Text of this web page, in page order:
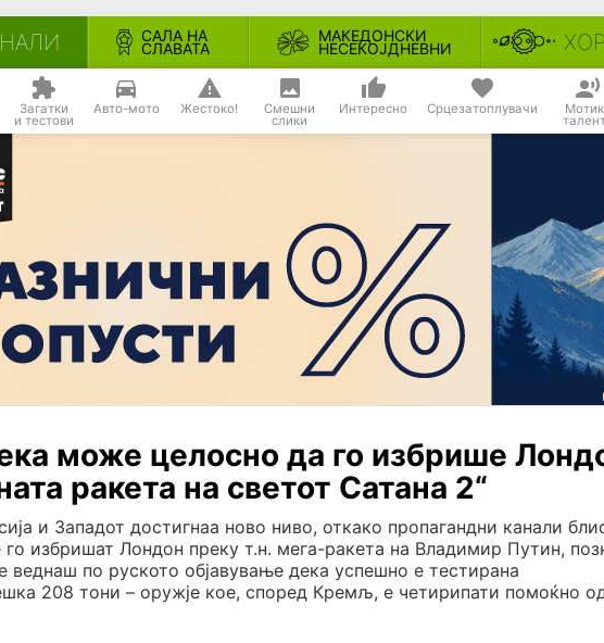
САЛА НА
СЛАВАТА
МАКЕДОНСКИ
НЕСЕКОЈДНЕВНИ
Загатки
и тестови
Авто-мото Жестоко! Смешни
слики
Интересно Срцезатоплувачи
може целосно да го избрише
ракета на светот Сатана 2“
и Западот достигнаа ново ниво, откако пропагандни канали
го избришат Лондон преку т.н. мега-ракета на Владимир Путин,
веднаш по руското објавување дека успешно е тестирана
208 тони – оружје кое, според Кремљ, е четирипати помоќно